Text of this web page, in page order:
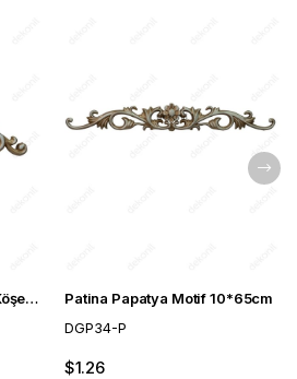
Patina D19 Saray Tavan Köşe Motif 41*26 cm Patina Papatya Motif 10*65cm
DGP34-P
$1.26